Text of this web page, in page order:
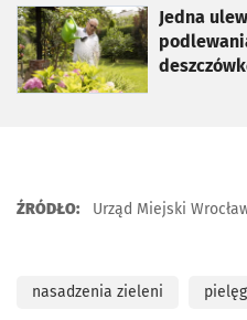
Jedna
otworzy się w nowej karcie
ŹRÓDŁO: Urząd Miejski
nasadzenia zieleni